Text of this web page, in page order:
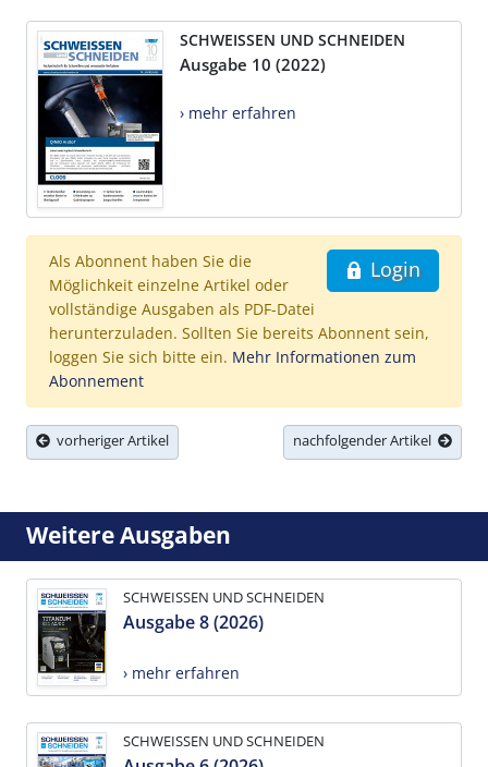
SCHWEISSEN UND SCHNEIDEN
Ausgabe 10 (2022)
› mehr erfahren
Login
Als Abonnent haben Sie die
Möglichkeit einzelne Artikel oder
vollständige Ausgaben als PDF-Datei
herunterzuladen. Sollten Sie bereits Abonnent sein,
loggen Sie sich bitte ein. Mehr Informationen zum
Abonnement
vorheriger Artikel nachfolgender Artikel
Weitere Ausgaben
SCHWEISSEN UND SCHNEIDEN
Ausgabe 8 (2026)
› mehr erfahren
SCHWEISSEN UND SCHNEIDEN